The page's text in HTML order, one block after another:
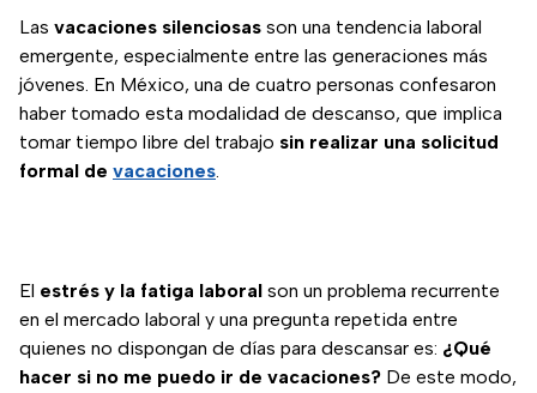
Las vacaciones silenciosas son una tendencia laboral
emergente, especialmente entre las generaciones más
jóvenes. En México, una de cuatro personas confesaron
haber tomado esta modalidad de descanso, que implica
tomar tiempo libre del trabajo sin realizar una solicitud
formal de vacaciones.
El estrés y la fatiga laboral son un problema recurrente
en el mercado laboral y una pregunta repetida entre
quienes no dispongan de días para descansar es: ¿Qué
hacer si no me puedo ir de vacaciones? De este modo,